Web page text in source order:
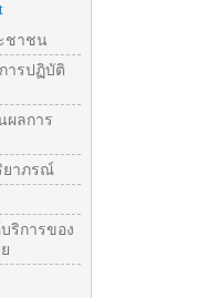
ชาชน
ารปฏิบัติ
ผลการ
ยาภรณ์
ริการของ